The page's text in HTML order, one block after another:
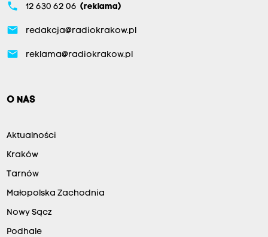
phone 12 630 62 06 (reklama)
email redakcja@radiokrakow.pl
email reklama@radiokrakow.pl
O NAS
Aktualności
Kraków
Tarnów
Małopolska Zachodnia
Nowy Sącz
Podhale